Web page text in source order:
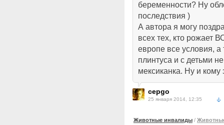
беременности? Ну
последствия )
А автора я могу
всех тех, кто рожает
европе все условия,
плинтуса и с детьми
мексиканка. Ну и кому
cepgo
25 января 2014, 12:35
Животные инвалиды /